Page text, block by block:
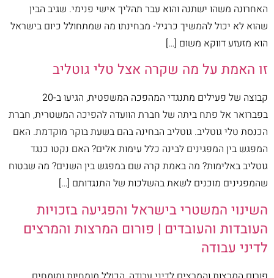
האחרונה משהו ישתנה והוא עבר תהליך אישי פנימי. שגיב הבין
שהוא לא יכול להמשיך כרגיל- מבחינתו מה שמתחולל כיום בישראל
הוא מזעזע דווקא משום […]
זו האמת על מה שקרה אצל טלי גוטליב
קבוצה של פעילים מתנגדי המהפכה המשפטית, הגיעו ב-20
בפברואר אל פתח ביתה של חברת הוועדה להפיכה המשטרית, חברת
הכנסת טלי גוטליב. גוטליב הבחינה בהם בשעת בוקר מוקדמת. האם
המפגש בין המפגינים לבינה כלל עימות אלים? האם נקטו כנגד
גוטליב באלימות? מה באמת קרה שם במפגש בין השנים? מה שבטוח
שהמפגינים מוכנים לשאת בהשלכות של התנגדותם […]
השינוי המשטרי בישראל והפגיעה בזכויות
העובדות והעובדים | פורום המרצות והמרצים
לדיני עבודה